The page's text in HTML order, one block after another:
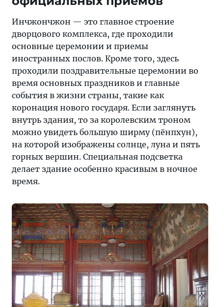
Инчжончжон — это главное строение
дворцового комплекса, где проходили
основные церемонии и приемы
иностранных послов. Кроме того, здесь
проходили поздравительные церемонии во
время основных праздников и главные
события в жизни страны, такие как
коронация нового государя. Если заглянуть
внутрь здания, то за королевским троном
можно увидеть большую ширму (пёнпхун),
на которой изображены солнце, луна и пять
горных вершин. Специальная подсветка
делает здание особенно красивым в ночное
время.